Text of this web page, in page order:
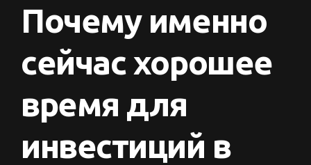
Почему именно
сейчас хорошее
время для
инвестиций в